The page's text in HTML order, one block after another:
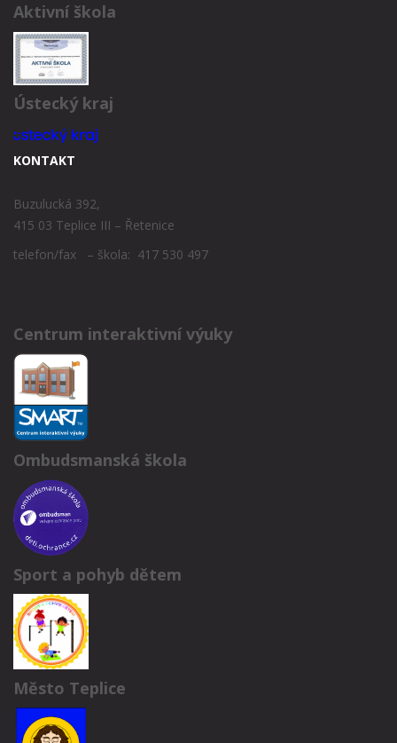
Aktivní škola
Ústecký kraj
KONTAKT
Buzulucká 392,
415 03 Teplice III – Řetenice
telefon/fax – škola: 417 530 497
Centrum interaktivní výuky
Ombudsmanská škola
Sport a pohyb dětem
Město Teplice